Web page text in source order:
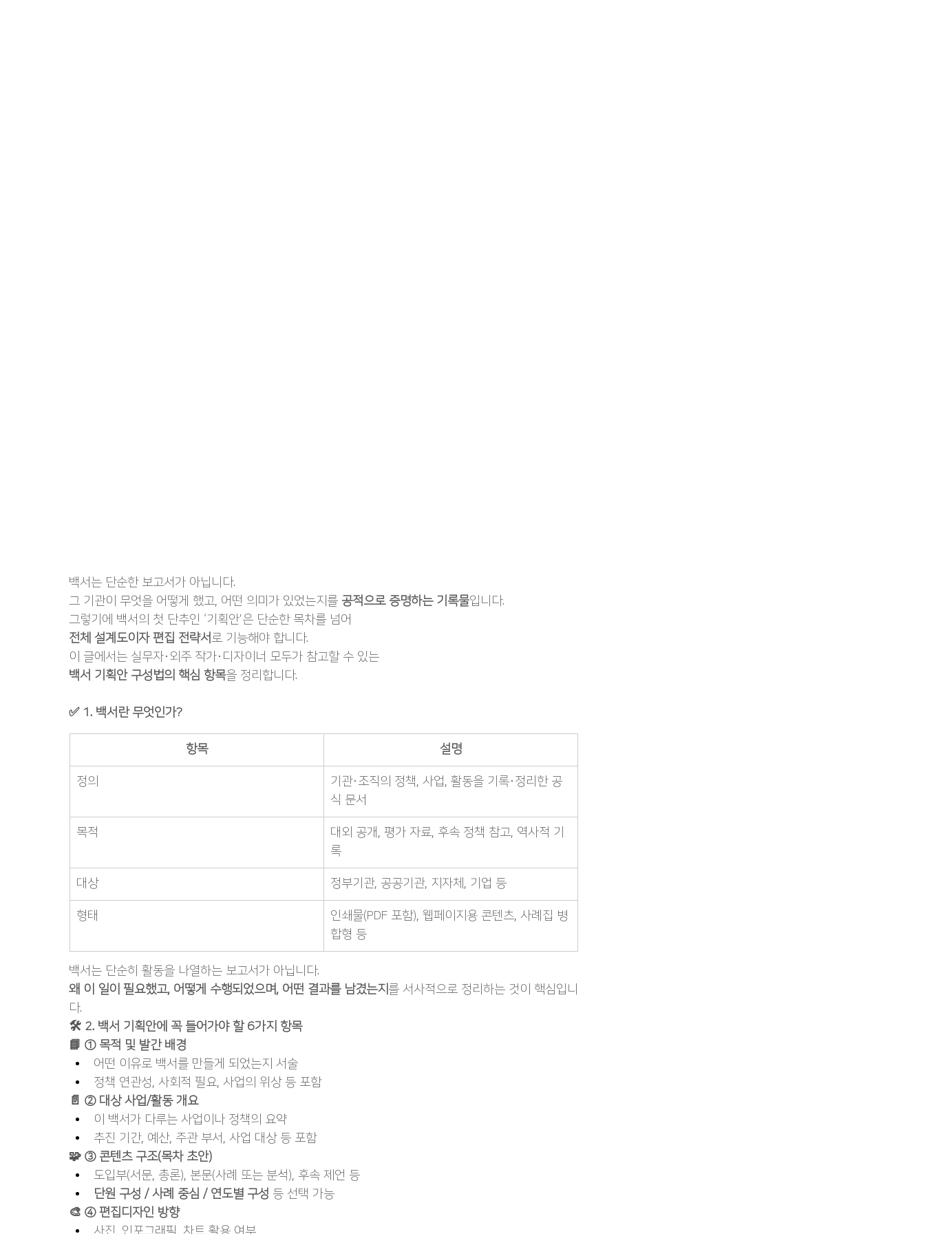
백서는 단순한 보고서가 아닙니다.
그 기관이 무엇을 어떻게 했고, 어떤 의미가 있었는지를 공적으로 증명하는 기록물입니다.
그렇기에 백서의 첫 단추인 ‘기획안’은 단순한 목차를 넘어
전체 설계도이자 편집 전략서로 기능해야 합니다.
이 글에서는 실무자·외주 작가·디자이너 모두가 참고할 수 있는
백서 기획안 구성법의 핵심 항목을 정리합니다.
✅ 1. 백서란 무엇인가?
항목 설명
정의
기관·조직의 정책, 사업, 활동을 기록·정리한 공
식 문서
목적
대외 공개, 평가 자료, 후속 정책 참고, 역사적 기
록
대상 정부기관, 공공기관, 지자체, 기업 등
형태
인쇄물(PDF 포함), 웹페이지용 콘텐츠, 사례집 병
합형 등
백서는 단순히 활동을 나열하는 보고서가 아닙니다.
왜 이 일이 필요했고, 어떻게 수행되었으며, 어떤 결과를 남겼는지 를 서사적으로 정리하는 것이 핵심입니
다.
🛠️ 2. 백서 기획안에 꼭 들어가야 할 6가지 항목
📘 ① 목적 및 발간 배경
어떤 이유로 백서를 만들게 되었는지 서술
정책 연관성, 사회적 필요, 사업의 위상 등 포함
📄 ② 대상 사업/활동 개요
이 백서가 다루는 사업이나 정책의 요약
추진 기간, 예산, 주관 부서, 사업 대상 등 포함
🧩 ③ 콘텐츠 구조(목차 초안)
도입부(서문, 총론), 본문(사례 또는 분석), 후속 제언 등
단원 구성 / 사례 중심 / 연도별 구성 등 선택 가능
🎨 ④ 편집디자인 방향
사진, 인포그래픽, 차트 활용 여부